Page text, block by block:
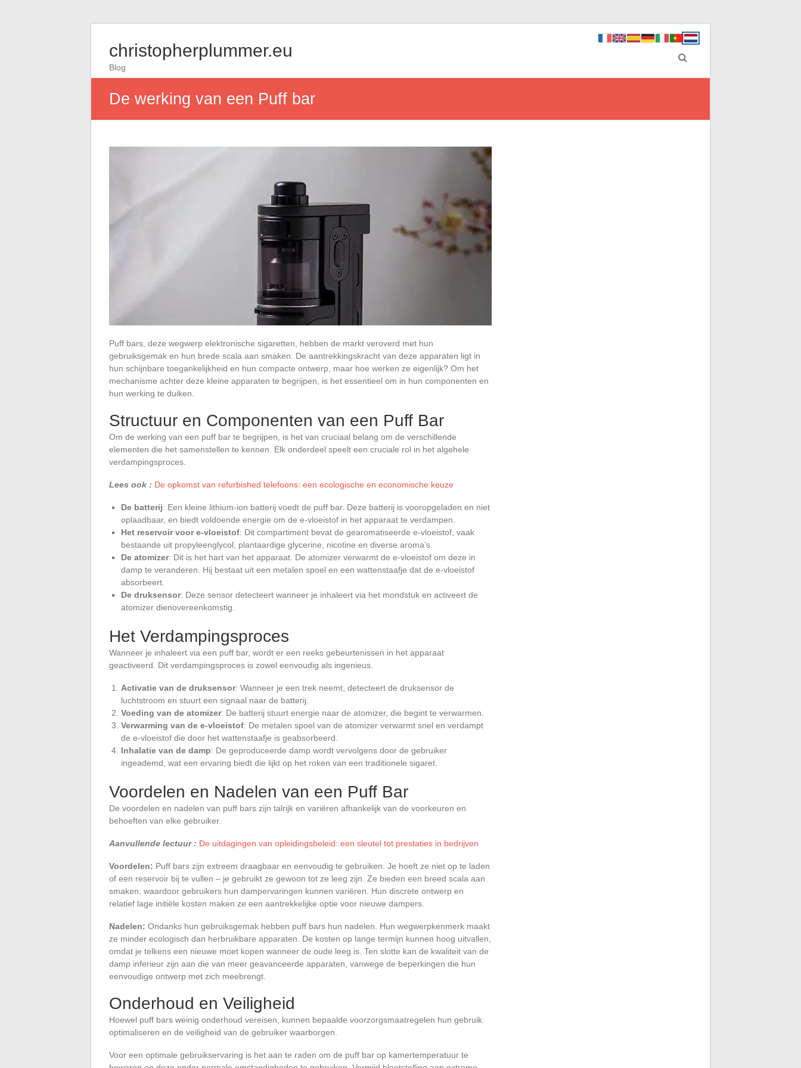
christopherplummer.eu
Blog
De werking van een Puff bar
Puff bars, deze wegwerp elektronische sigaretten, hebben de markt veroverd met hun
gebruiksgemak en hun brede scala aan smaken. De aantrekkingskracht van deze apparaten ligt in
hun schijnbare toegankelijkheid en hun compacte ontwerp, maar hoe werken ze eigenlijk? Om het
mechanisme achter deze kleine apparaten te begrijpen, is het essentieel om in hun componenten en
hun werking te duiken.
Structuur en Componenten van een Puff Bar
Om de werking van een puff bar te begrijpen, is het van cruciaal belang om de verschillende
elementen die het samenstellen te kennen. Elk onderdeel speelt een cruciale rol in het algehele
verdampingsproces.
Lees ook : De opkomst van refurbished telefoons: een ecologische en economische keuze
De batterij: Een kleine lithium-ion batterij voedt de puff bar. Deze batterij is vooropgeladen en niet
oplaadbaar, en biedt voldoende energie om de e-vloeistof in het apparaat te verdampen.
Het reservoir voor e-vloeistof: Dit compartiment bevat de gearomatiseerde e-vloeistof, vaak
bestaande uit propyleenglycol, plantaardige glycerine, nicotine en diverse aroma’s.
De atomizer: Dit is het hart van het apparaat. De atomizer verwarmt de e-vloeistof om deze in
damp te veranderen. Hij bestaat uit een metalen spoel en een wattenstaafje dat de e-vloeistof
absorbeert.
De druksensor: Deze sensor detecteert wanneer je inhaleert via het mondstuk en activeert de
atomizer dienovereenkomstig.
Het Verdampingsproces
Wanneer je inhaleert via een puff bar, wordt er een reeks gebeurtenissen in het apparaat
geactiveerd. Dit verdampingsproces is zowel eenvoudig als ingenieus.
Activatie van de druksensor: Wanneer je een trek neemt, detecteert de druksensor de
luchtstroom en stuurt een signaal naar de batterij.
Voeding van de atomizer: De batterij stuurt energie naar de atomizer, die begint te verwarmen.
Verwarming van de e-vloeistof: De metalen spoel van de atomizer verwarmt snel en verdampt
de e-vloeistof die door het wattenstaafje is geabsorbeerd.
Inhalatie van de damp: De geproduceerde damp wordt vervolgens door de gebruiker
ingeademd, wat een ervaring biedt die lijkt op het roken van een traditionele sigaret.
Voordelen en Nadelen van een Puff Bar
De voordelen en nadelen van puff bars zijn talrijk en variëren afhankelijk van de voorkeuren en
behoeften van elke gebruiker.
Aanvullende lectuur : De uitdagingen van opleidingsbeleid: een sleutel tot prestaties in bedrijven
Voordelen: Puff bars zijn extreem draagbaar en eenvoudig te gebruiken. Je hoeft ze niet op te laden
of een reservoir bij te vullen – je gebruikt ze gewoon tot ze leeg zijn. Ze bieden een breed scala aan
smaken, waardoor gebruikers hun dampervaringen kunnen variëren. Hun discrete ontwerp en
relatief lage initiële kosten maken ze een aantrekkelijke optie voor nieuwe dampers.
Nadelen: Ondanks hun gebruiksgemak hebben puff bars hun nadelen. Hun wegwerpkenmerk maakt
ze minder ecologisch dan herbruikbare apparaten. De kosten op lange termijn kunnen hoog uitvallen,
omdat je telkens een nieuwe moet kopen wanneer de oude leeg is. Ten slotte kan de kwaliteit van de
damp inferieur zijn aan die van meer geavanceerde apparaten, vanwege de beperkingen die hun
eenvoudige ontwerp met zich meebrengt.
Onderhoud en Veiligheid
Hoewel puff bars weinig onderhoud vereisen, kunnen bepaalde voorzorgsmaatregelen hun gebruik
optimaliseren en de veiligheid van de gebruiker waarborgen.
Voor een optimale gebruikservaring is het aan te raden om de puff bar op kamertemperatuur te